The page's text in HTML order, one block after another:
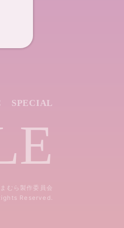
SPECIAL
むら製作委員会
Reserved.